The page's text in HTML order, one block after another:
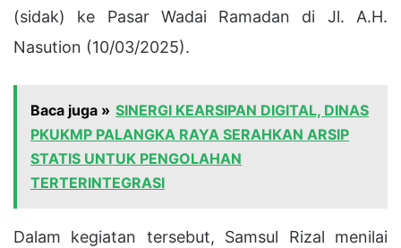
(sidak) ke Pasar Wadai Ramadan di Jl. A.H.
Nasution (10/03/2025).
Baca juga » SINERGI KEARSIPAN DIGITAL, DINAS
PKUKMP PALANGKA RAYA SERAHKAN ARSIP
STATIS UNTUK PENGOLAHAN
TERTERINTEGRASI
Dalam kegiatan tersebut, Samsul Rizal menilai